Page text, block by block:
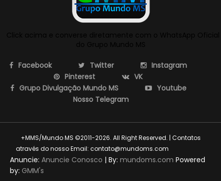
Facebook Twitter
Instagram
Pinterest
VK
Grupo Divulgação Mundo MS
Youtube
Nosso Telegram
+MMS/Mundo MS ©2011-2026. All Right Reserved. | Contatos
através do nosso Email: contato@mundoms.com
Anuncie: Anuncie Conosco | By: mundoms.com Powered
by: GMM's